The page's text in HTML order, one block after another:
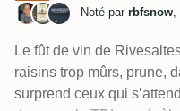
Noté par rbfsnow,
Le fût de vin de
raisins trop mûrs, prune,
surprend ceux qui